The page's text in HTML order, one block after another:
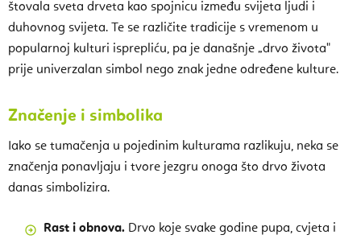
štovala sveta drveta kao spojnicu između svijeta ljudi i
duhovnog svijeta. Te se različite tradicije s vremenom u
popularnoj kulturi isprepliću, pa je današnje „drvo života"
prije univerzalan simbol nego znak jedne određene kulture.
Značenje i simbolika
Iako se tumačenja u pojedinim kulturama razlikuju, neka se
značenja ponavljaju i tvore jezgru onoga što drvo života
danas simbolizira.
Rast i obnova. Drvo koje svake godine pupa, cvjeta i